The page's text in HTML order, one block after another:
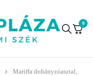
0
Mariffa dohányzóasztal,